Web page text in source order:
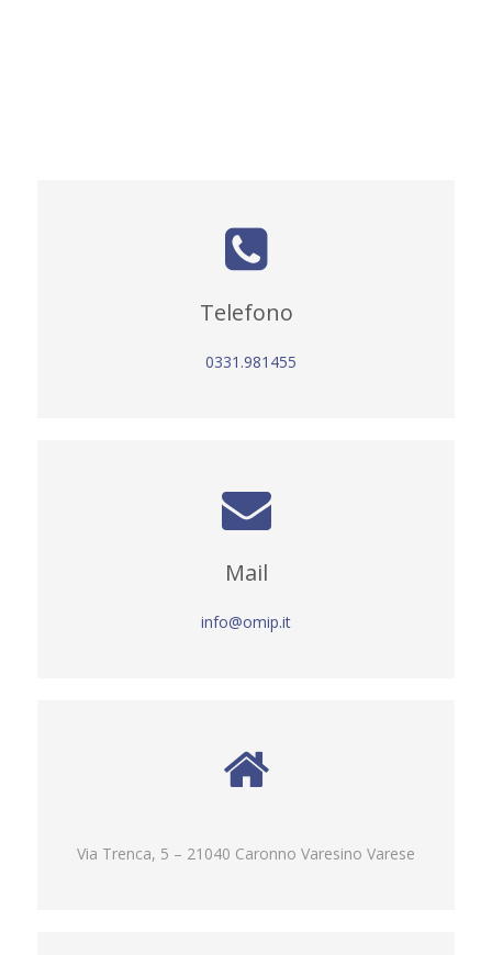
Telefono
0331.981455
Mail
info@omip.it
Via Trenca, 5 – 21040 Caronno Varesino Varese